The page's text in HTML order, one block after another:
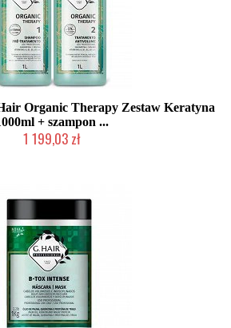
Organic Therapy Zestaw Keratyna
+ szampon ...
1 199,03 zł